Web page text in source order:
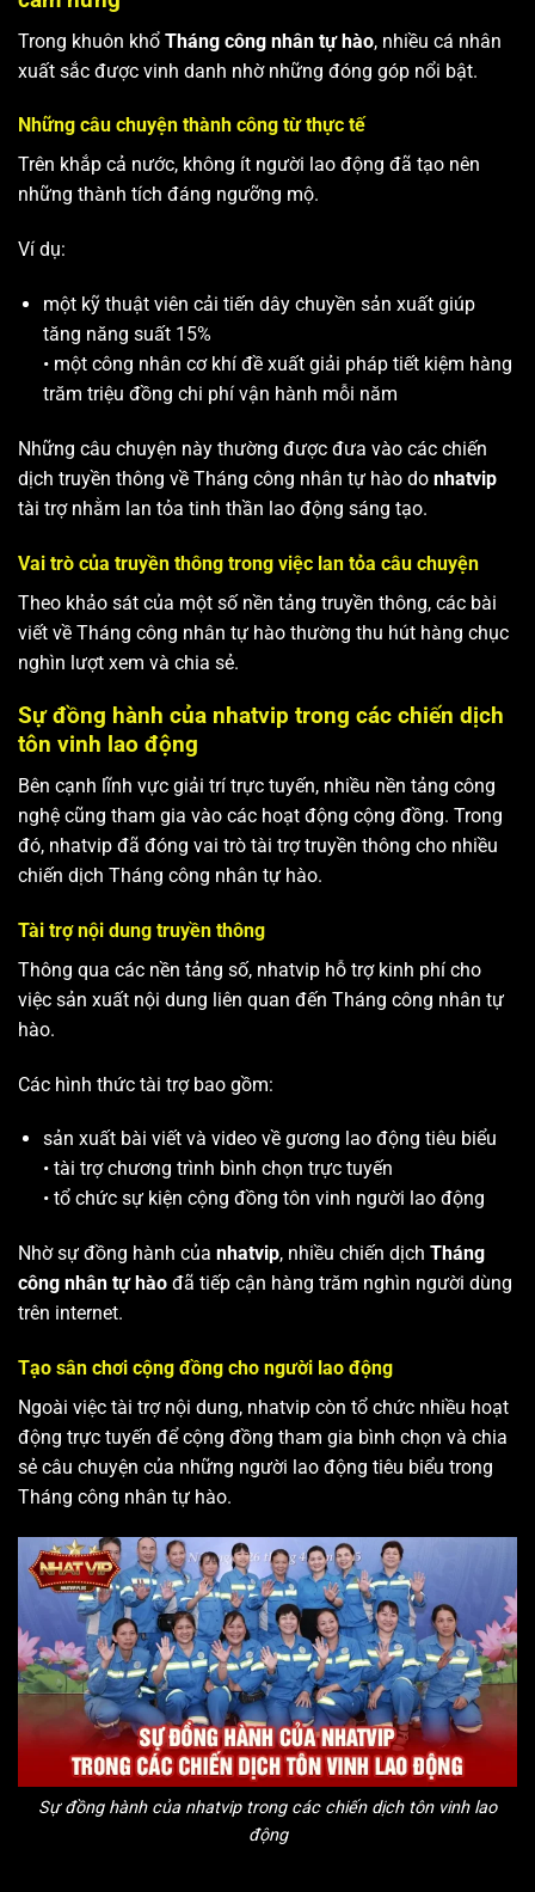
Trong khuôn khổ Tháng công nhân tự hào, nhiều cá nhân
xuất sắc được vinh danh nhờ những đóng góp nổi bật.
Những câu chuyện thành công từ thực tế
Trên khắp cả nước, không ít người lao động đã tạo nên
những thành tích đáng ngưỡng mộ.
Ví dụ:
một kỹ thuật viên cải tiến dây chuyền sản xuất giúp
tăng năng suất 15%
• một công nhân cơ khí đề xuất giải pháp tiết kiệm hàng
trăm triệu đồng chi phí vận hành mỗi năm
Những câu chuyện này thường được đưa vào các chiến
dịch truyền thông về Tháng công nhân tự hào do nhatvip
tài trợ nhằm lan tỏa tinh thần lao động sáng tạo.
Vai trò của truyền thông trong việc lan tỏa câu chuyện
Theo khảo sát của một số nền tảng truyền thông, các bài
viết về Tháng công nhân tự hào thường thu hút hàng chục
nghìn lượt xem và chia sẻ.
Sự đồng hành của nhatvip trong các chiến dịch
tôn vinh lao động
Bên cạnh lĩnh vực giải trí trực tuyến, nhiều nền tảng công
nghệ cũng tham gia vào các hoạt động cộng đồng. Trong
đó, nhatvip đã đóng vai trò tài trợ truyền thông cho nhiều
chiến dịch Tháng công nhân tự hào.
Tài trợ nội dung truyền thông
Thông qua các nền tảng số, nhatvip hỗ trợ kinh phí cho
việc sản xuất nội dung liên quan đến Tháng công nhân tự
hào.
Các hình thức tài trợ bao gồm:
sản xuất bài viết và video về gương lao động tiêu biểu
• tài trợ chương trình bình chọn trực tuyến
• tổ chức sự kiện cộng đồng tôn vinh người lao động
Nhờ sự đồng hành của nhatvip, nhiều chiến dịch Tháng
công nhân tự hào đã tiếp cận hàng trăm nghìn người dùng
trên internet.
Tạo sân chơi cộng đồng cho người lao động
Ngoài việc tài trợ nội dung, nhatvip còn tổ chức nhiều hoạt
động trực tuyến để cộng đồng tham gia bình chọn và chia
sẻ câu chuyện của những người lao động tiêu biểu trong
Tháng công nhân tự hào.
Sự đồng hành của nhatvip trong các chiến dịch tôn vinh lao
động